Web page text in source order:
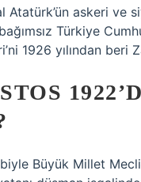
Atatürk’ün askeri ve
Türkiye
1926 yılından beri
Büyük Millet